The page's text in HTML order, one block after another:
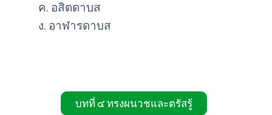
ค. อสิตดาบส
ง. อาฬารดาบส
บทที่ ๔ ทรงผนวชและตรัสรู้